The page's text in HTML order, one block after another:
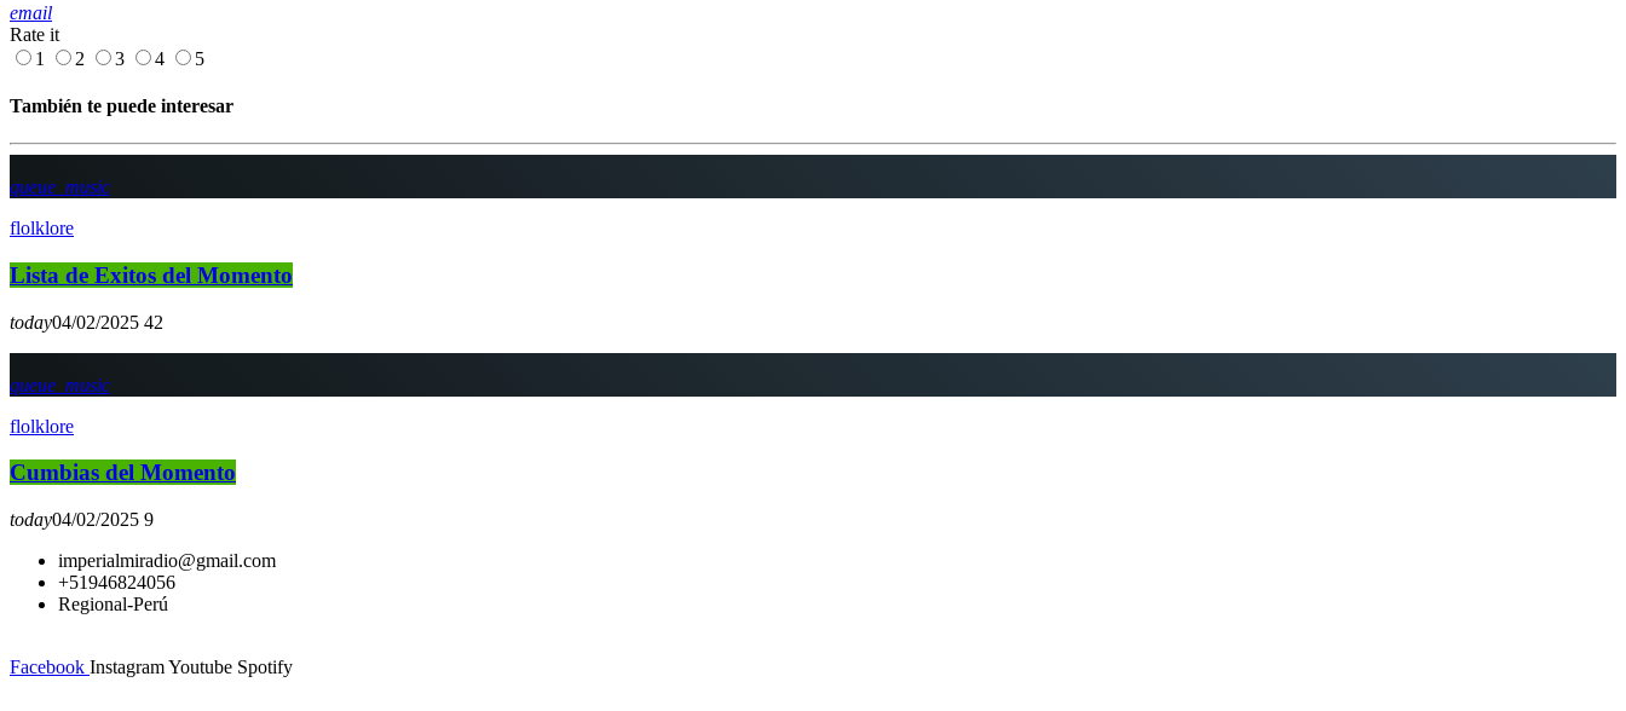
email
Rate it
1
2 3 4 5
También te puede interesar
queue_music
flolklore
Lista de Exitos del Momento
today04/02/2025 42
queue_music
flolklore
Cumbias del Momento
today04/02/2025 9
imperialmiradio@gmail.com
+51946824056
Regional-Perú
Facebook InstagramYoutube Spotify